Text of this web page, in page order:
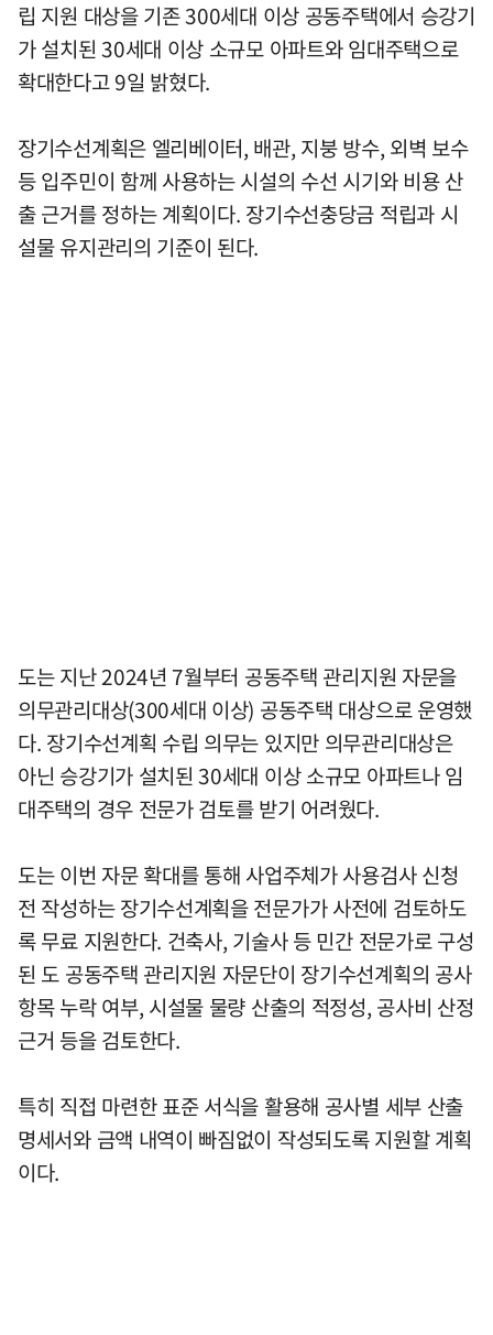
립 지원 대상을 기존 300세대 이상 공동주택에서 승강기
가 설치된 30세대 이상 소규모 아파트와 임대주택으로
확대한다고 9일 밝혔다.
장기수선계획은 엘리베이터, 배관, 지붕 방수, 외벽 보수
등 입주민이 함께 사용하는 시설의 수선 시기와 비용 산
출 근거를 정하는 계획이다. 장기수선충당금 적립과 시
설물 유지관리의 기준이 된다.
도는 지난 2024년 7월부터 공동주택 관리지원 자문을
의무관리대상(300세대 이상) 공동주택 대상으로 운영했
다. 장기수선계획 수립 의무는 있지만 의무관리대상은
아닌 승강기가 설치된 30세대 이상 소규모 아파트나 임
대주택의 경우 전문가 검토를 받기 어려웠다.
도는 이번 자문 확대를 통해 사업주체가 사용검사 신청
전 작성하는 장기수선계획을 전문가가 사전에 검토하도
록 무료 지원한다. 건축사, 기술사 등 민간 전문가로 구성
된 도 공동주택 관리지원 자문단이 장기수선계획의 공사
항목 누락 여부, 시설물 물량 산출의 적정성, 공사비 산정
근거 등을 검토한다.
특히 직접 마련한 표준 서식을 활용해 공사별 세부 산출
명세서와 금액 내역이 빠짐없이 작성되도록 지원할 계획
이다.